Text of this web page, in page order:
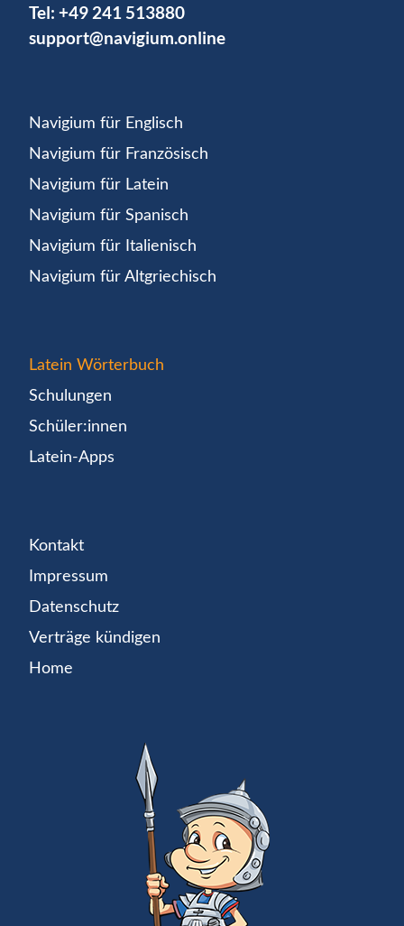
Tel: +49 241 513880
support@navigium.online
Navigium für Englisch
Navigium für Französisch
Navigium für Latein
Navigium für Spanisch
Navigium für Italienisch
Navigium für Altgriechisch
Latein Wörterbuch
Schulungen
Schüler:innen
Latein-Apps
Kontakt
Impressum
Datenschutz
Verträge kündigen
Home